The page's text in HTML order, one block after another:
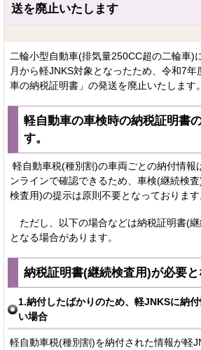
送を廃止いたします
二輪小型自動車(排気量250CC超の二輪車)
月から軽JNKS対象となったため、令和7
車の納税証明書」の発送を廃止いたします。
軽自動車の車検時の納税証明書
す。
軽自動車税(種別割)の車両ごとの納付情報
ンラインで確認できるため、車検(継続検
検査用)の提示は原則不要となっております
ただし、以下の場合などは納税証明書(
となる場合があります。
納税証明書(継続検査用)が必要
1.納付したばかりのため、軽JNKSに納
い場合
軽自動車税(種別割)を納付された情報が軽